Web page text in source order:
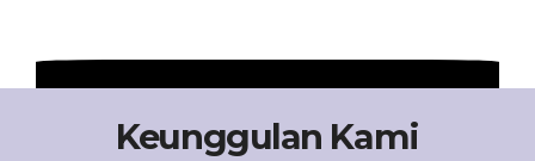
Keunggulan Kami